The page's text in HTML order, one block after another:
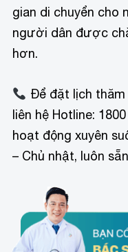
gian di chuyển cho
người dân được
hơn.
Để đặt lịch thăm
liên hệ Hotline:
hoạt động xuyên
– Chủ nhật, luôn